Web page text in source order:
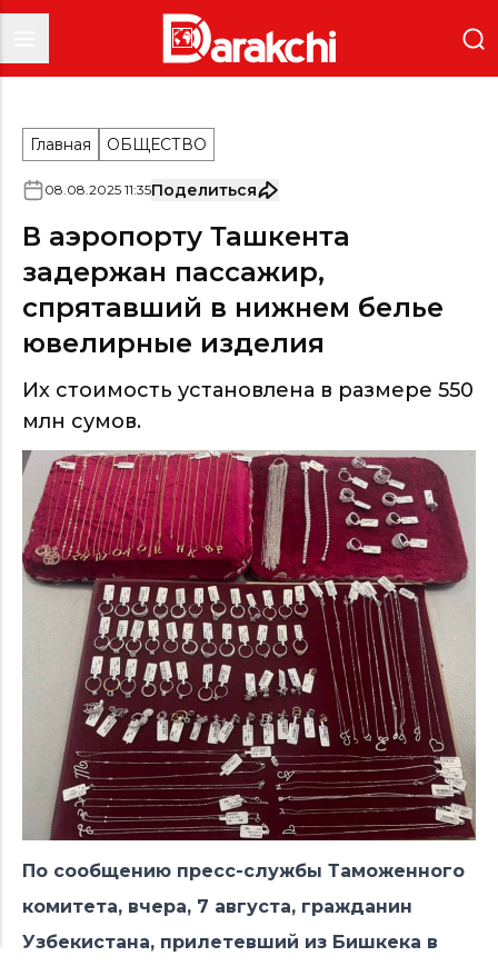
Главная ОБЩЕСТВО
08.08.2025 11:35Поделиться
В аэропорту Ташкента
задержан пассажир,
спрятавший в нижнем белье
ювелирные изделия
Их стоимость установлена в размере 550
млн сумов.
По сообщению пресс-службы Таможенного
комитета, вчера, 7 августа, гражданин
Узбекистана, прилетевший из Бишкека в